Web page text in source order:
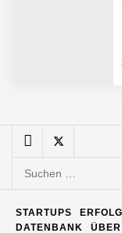
Suchen
STARTUPS
DATENBANK